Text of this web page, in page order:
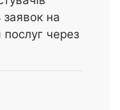
заявок на
послуг через